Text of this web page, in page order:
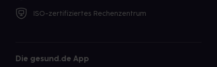
ISO-zertifiziertes Rechenzentrum
Die gesund.de App